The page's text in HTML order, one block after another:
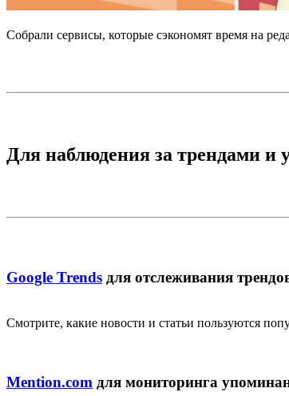
Собрали сервисы, которые сэкономят время на
Для наблюдения за трендами и
Google Trends для отслеживания
Смотрите, какие новости и статьи пользуются
Mention.com для мониторинга